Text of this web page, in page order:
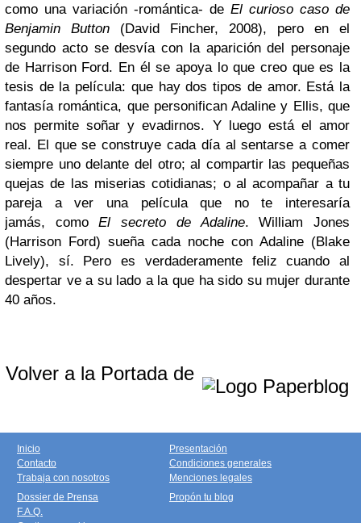
como una variación -romántica- de El curioso caso de
Benjamin Button (David Fincher, 2008), pero en el
segundo acto se desvía con la aparición del personaje
de Harrison Ford. En él se apoya lo que creo que es la
tesis de la película: que hay dos tipos de amor. Está la
fantasía romántica, que personifican Adaline y Ellis, que
nos permite soñar y evadirnos. Y luego está el amor
real. El que se construye cada día al sentarse a comer
siempre uno delante del otro; al compartir las pequeñas
quejas de las miserias cotidianas; o al acompañar a tu
pareja a ver una película que no te interesaría
jamás, comoEl secreto de Adaline.William Jones
(Harrison Ford) sueña cada noche con Adaline (Blake
Lively), sí. Pero es verdaderamente feliz cuando al
despertar ve a su lado a la que ha sido su mujer durante
40 años.
Volver a la Portada de
Inicio
Contacto
Trabaja con nosotros
Presentación
Condiciones generales
Menciones legales
Dossier de Prensa
F.A.Q.
Propón tu blog